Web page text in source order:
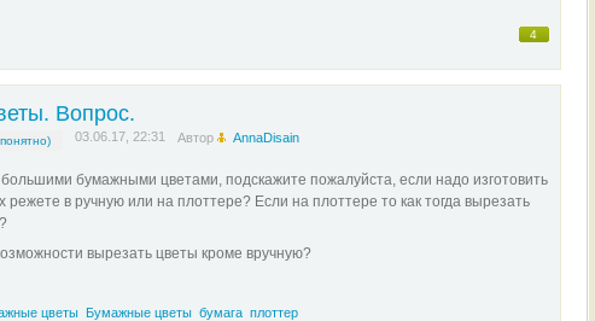
4
Вопрос.
03.06.17, 22:31 Автор AnnaDisain
бумажными цветами, подскажите пожалуйста, если надо изготовить
режете в ручную или на плоттере? Если на плоттере то как тогда вырезать
вырезать цветы кроме вручную?
цветы Бумажные цветы бумага плоттер